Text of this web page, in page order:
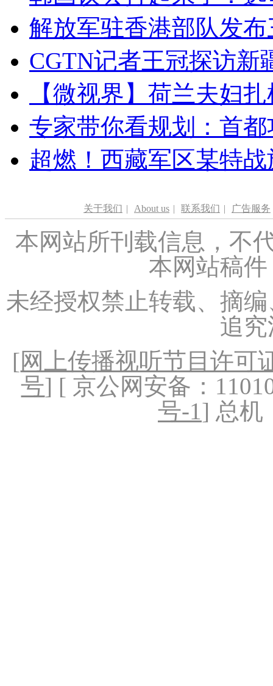
解放军驻香港部队发
CGTN记者王冠探访新
【微视界】荷兰夫妇
专家带你看规划：首
超燃！西藏军区某特
关于我们 | About us | 联系我们 | 广告服务
本网站所刊载信息，不
本网站稿
未经授权禁止转载、摘
追
[网上传播视听节目许可
号] [ 京公网安备：
号-1] 总机